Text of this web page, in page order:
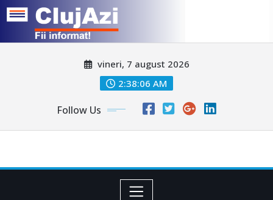
vineri, 7 august 2026
2:38:08 AM
Follow Us